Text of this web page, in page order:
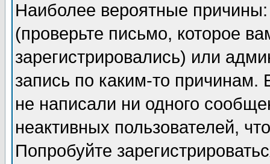
Наиболее вероятные
(проверьте письмо, которое
зарегистрировались) или
запись по каким-то
не написали ни одного
неактивных пользователей,
Попробуйте